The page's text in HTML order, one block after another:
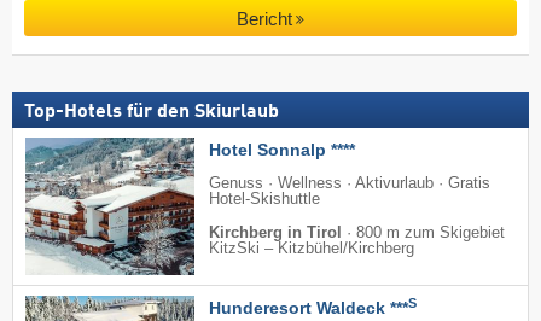
Bericht
Top-Hotels für den Skiurlaub
Hotel Sonnalp ****
Genuss · Wellness · Aktivurlaub · Gratis
Hotel-Skishuttle
Kirchberg in Tirol
· 800 m zum Skigebiet
KitzSki – Kitzbühel/​Kirchberg
Hunderesort Waldeck ***S